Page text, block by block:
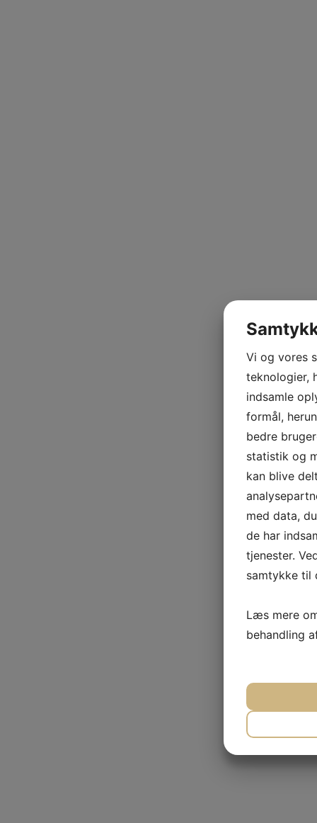
Vi og vores
teknologier,
indsamle
formål,
bedre
statistik og
kan blive
med data,
de har
tjenester.
samtykke til
Læs mere
behandling